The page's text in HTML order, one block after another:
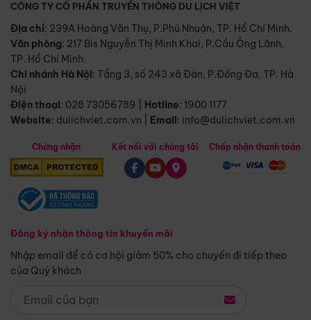
CÔNG TY CỔ PHẦN TRUYỀN THÔNG DU LỊCH VIỆT
Địa chỉ: 239A Hoàng Văn Thụ, P.Phú Nhuận, TP. Hồ Chí Minh.
Văn phòng: 217 Bis Nguyễn Thị Minh Khai, P.Cầu Ông Lãnh,
TP. Hồ Chí Minh.
Chi nhánh Hà Nội: Tầng 3, số 243 xã Đàn, P.Đống Đa, TP. Hà
Nội
Điện thoại: 028 73056789 Hotline: 1900 1177
Website: dulichviet.com.vn Email: info@dulichviet.com.vn
Chứng nhận
Đăng ký nhận thông tin khuyến mãi
Nhập email để có cơ hội giảm 50% cho chuyến đi tiếp theo
của Quý khách
Kết nối với chúng tôi Chấp nhận thanh toán